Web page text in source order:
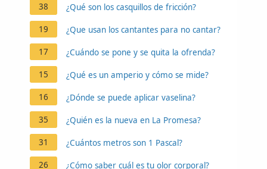
38
¿Qué son los casquillos de fricción?
19 ¿Que usan los cantantes para no cantar?
17 ¿Cuándo se pone y se quita la ofrenda?
15 ¿Qué es un amperio y cómo se mide?
16 ¿Dónde se puede aplicar vaselina?
35 ¿Quién es la nueva en La Promesa?
31 ¿Cuántos metros son 1 Pascal?
26 ¿Cómo saber cuál es tu olor corporal?